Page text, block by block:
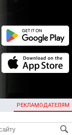
РЕКЛАМОДАТЕЛЯМ
KG